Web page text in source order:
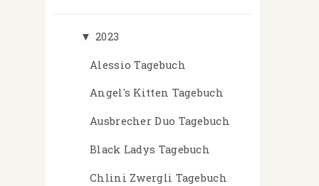
▼ 2023
Alessio Tagebuch
Angel's Kitten Tagebuch
Ausbrecher Duo Tagebuch
Black Ladys Tagebuch
Chlini Zwergli Tagebuch